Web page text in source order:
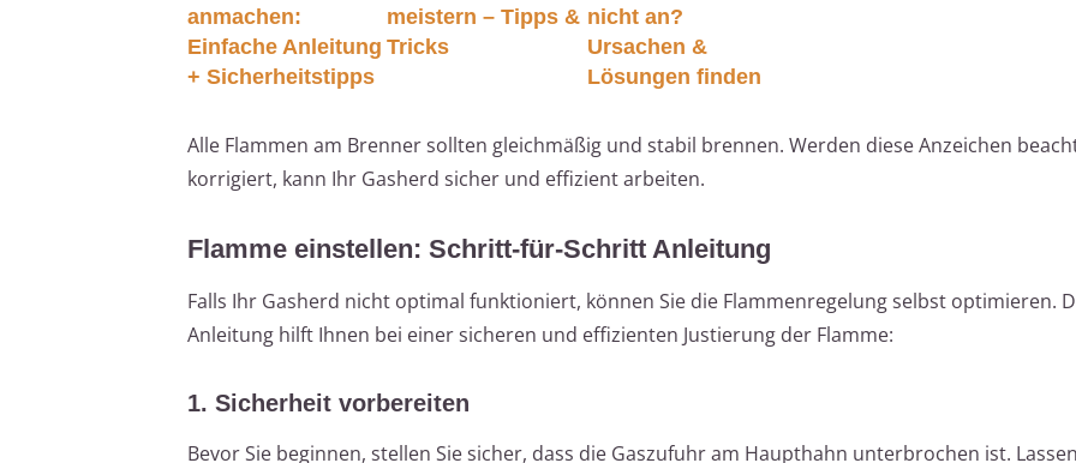
anmachen:
Einfache Anleitung
+ Sicherheitstipps
meistern – Tipps &
Tricks
nicht an?
Ursachen &
Lösungen finden
Alle Flammen am Brenner sollten gleichmäßig und stabil brennen. Werden diese Anzeichen
korrigiert, kann Ihr Gasherd sicher und effizient arbeiten.
Flamme einstellen: Schritt-für-Schritt Anleitung
Falls Ihr Gasherd nicht optimal funktioniert, können Sie die Flammenregelung selbst optimieren.
Anleitung hilft Ihnen bei einer sicheren und effizienten Justierung der Flamme:
1. Sicherheit vorbereiten
Bevor Sie beginnen, stellen Sie sicher, dass die Gaszufuhr am Haupthahn unterbrochen ist.